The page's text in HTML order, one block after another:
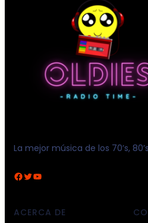
La mejor música de los 70’s,
Facebook Twitter YouTube
ACERCA DE